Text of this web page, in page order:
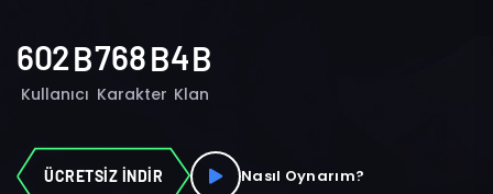
602B
Kullanıcı
768B
Karakter
4B
Klan
ÜCRETSİZ İNDİR Nasıl Oynarım?